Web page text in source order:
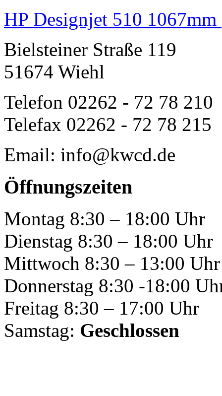
HP Designjet 510
Bielsteiner Straße 119
51674 Wiehl
Telefon 02262 - 72 78 210
Telefax 02262 - 72 78 215
Email: info@kwcd.de
Öffnungszeiten
Montag 8:30 – 18:00 Uhr
Dienstag 8:30 – 18:00 Uhr
Mittwoch 8:30 – 13:00 Uhr
Donnerstag 8:30 -18:00
Freitag 8:30 – 17:00 Uhr
Samstag: Geschlossen